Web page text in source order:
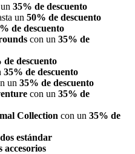
35% de descuento
un 50% de descuento
de descuento
con un 35% de
de descuento
35% de descuento
un 35% de descuento
con un 35% de
Collection con un 35% de
estándar
accesorios